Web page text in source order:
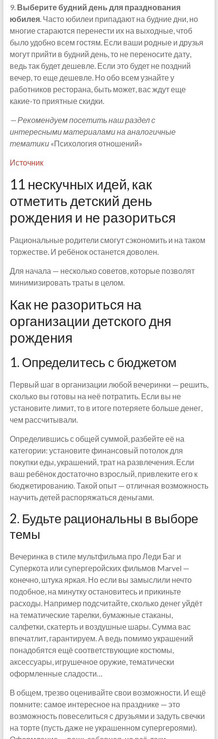
9. Выберите будний день для празднования
юбилея. Часто юбилеи припадают на будние дни, но
многие стараются перенести их на выходные, чтоб
было удобно всем гостям. Если ваши родные и друзья
могут прийти в будний день, то не переносите дату,
ведь так будет дешевле. Если это будет не поздний
вечер, то еще дешевле. Но обо всем узнайте у
работников ресторана, быть может, вас ждут еще
какие-то приятные скидки.
— Рекомендуем посетить наш раздел с
интересными материалами на аналогичные
тематики«Психология отношений»
Источник
11 нескучных идей, как
отметить детский день
рождения и не разориться
Рациональные родители смогут сэкономить и на таком
торжестве. И ребёнок останется доволен.
Для начала — несколько советов, которые позволят
минимизировать траты в целом.
Как не разориться на
организации детского дня
рождения
1. Определитесь с бюджетом
Первый шаг в организации любой вечеринки — решить,
сколько вы готовы на неё потратить. Если вы не
установите лимит, то в итоге потеряете больше денег,
чем рассчитывали.
Определившись с общей суммой, разбейте её на
категории: установите финансовый потолок для
покупки еды, украшений, трат на развлечения. Если
ваш ребёнок достаточно взрослый, привлеките его к
бюджетированию. Такой опыт — отличная возможность
научить детей распоряжаться деньгами.
2. Будьте рациональны в выборе
темы
Вечеринка в стиле мультфильма про Леди Баг и
Суперкота или супергеройских фильмов Marvel —
конечно, штука яркая. Но если вы замыслили нечто
подобное, на минутку остановитесь и прикиньте
расходы. Например подсчитайте, сколько денег уйдёт
на тематические тарелки, бумажные стаканы,
салфетки, скатерть и воздушные шары. Сумма вас
впечатлит, гарантируем. А ведь помимо украшений
понадобятся ещё соответствующие костюмы,
аксессуары, игрушечное оружие, тематически
оформленные сладости…
В общем, трезво оценивайте свои возможности. И ещё
помните: самое интересное на празднике — это
возможность повеселиться с друзьями и задуть свечки
на торте (пусть даже не украшенном супергероями).